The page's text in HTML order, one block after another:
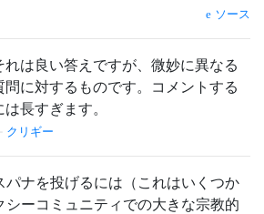
ソース
れは良い答えですが、微妙に異なる
問に対するものです。コメントする
は長すぎます。
クリギー
パナを投げるには（これはいくつか
シーコミュニティでの大きな宗教的